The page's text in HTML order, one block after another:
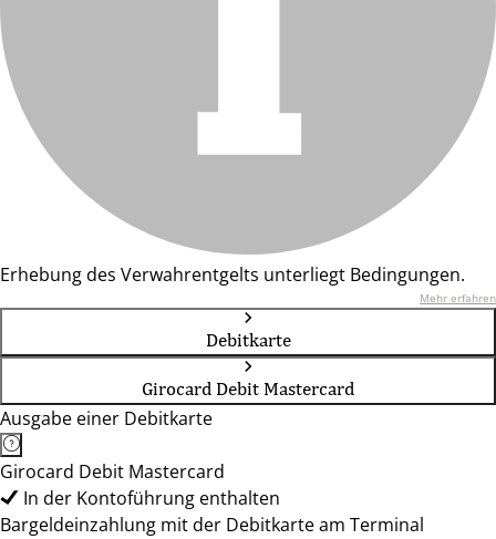
Erhebung des Verwahrentgelts unterliegt Bedingungen.
Mehr erfahren
Debitkarte
Girocard Debit Mastercard
Ausgabe einer Debitkarte
Girocard Debit Mastercard
In der Kontoführung enthalten
Bargeldeinzahlung mit der Debitkarte am Terminal